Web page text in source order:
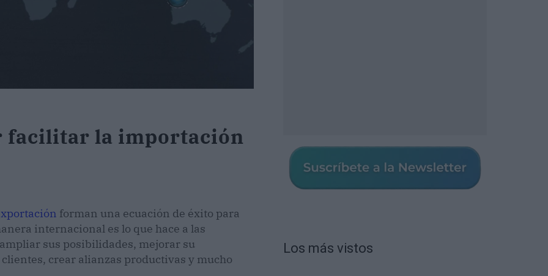
facilitar la importación
forman una ecuación de éxito para
internacional es lo que hace a las
sus posibilidades, mejorar su
crear alianzas productivas y mucho
Los más vistos